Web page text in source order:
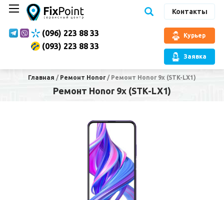
Контакты
(096) 223 88 33
(093) 223 88 33
Курьер
Заявка
Главная / Ремонт Honor / Ремонт Honor 9x (STK-LX1)
Ремонт Honor 9x (STK-LX1)